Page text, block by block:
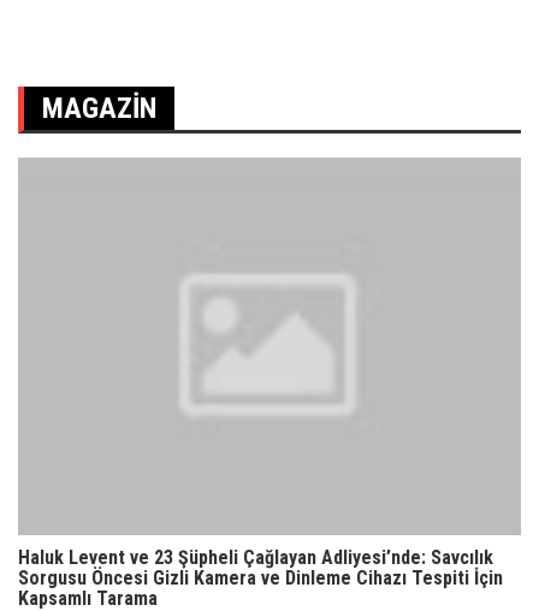
MAGAZIN
Haluk Levent ve 23 Şüpheli Çağlayan Adliyesi’nde: Savcılık
Sorgusu Öncesi Gizli Kamera ve Dinleme Cihazı Tespiti İçin
Kapsamlı Tarama